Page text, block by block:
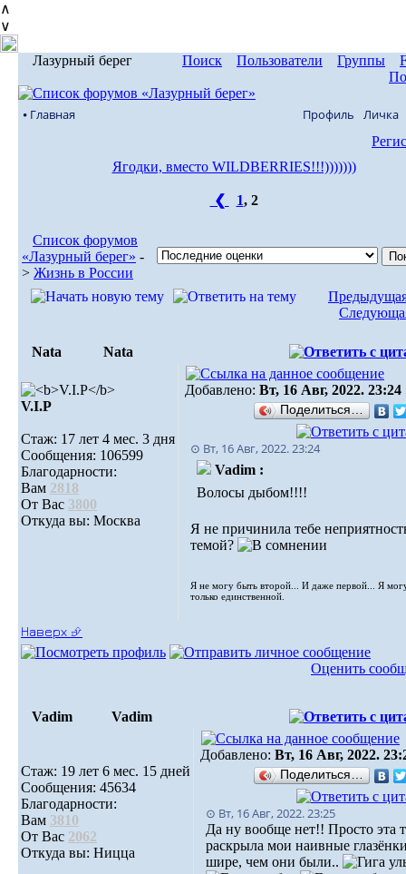
∧
∨
Лазурный берег Поиск Пользователи Группы
⦁ Главная Профиль Личка
Ягодки, вместо WILDBERRIES!!!)))))))
❮ 1, 2
Список форумов
«Лазурный берег» -
> Жизнь в России
Nata Nata
V.I.Р
Стаж: 17 лет 4 мес. 3 дня
Сообщения: 106599
Благодарности:
Вам 2818
От Вас 3800
Откуда вы: Москва
Добавлено: Вт, 16 Авг, 2022. 23:24
Поделиться…
⊙ Вт, 16 Авг, 2022. 23:24
Vadim :
Волосы дыбом!!!!
Я не причинила тебе
темой?
Я не могу быть второй... И даже первой... Я
только единственной.
Наверх ⮵
Оценить
Vadim Vadim
Стаж: 19 лет 6 мес. 15 дней
Сообщения: 45634
Благодарности:
Вам 3810
От Вас 2062
Откуда вы: Ницца
Добавлено: Вт, 16 Авг, 2022.
Поделиться…
⊙ Вт, 16 Авг, 2022. 23:25
Да ну вообще нет!! Просто эта
раскрыла мои наивные
шире, чем они были..